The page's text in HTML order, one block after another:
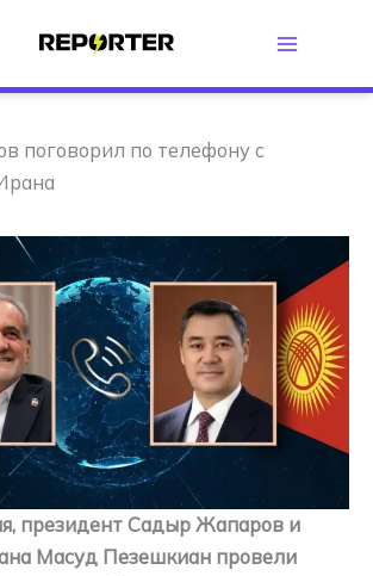
поговорил по телефону с
президент Садыр Жапаров и
Масуд Пезешкиан провели